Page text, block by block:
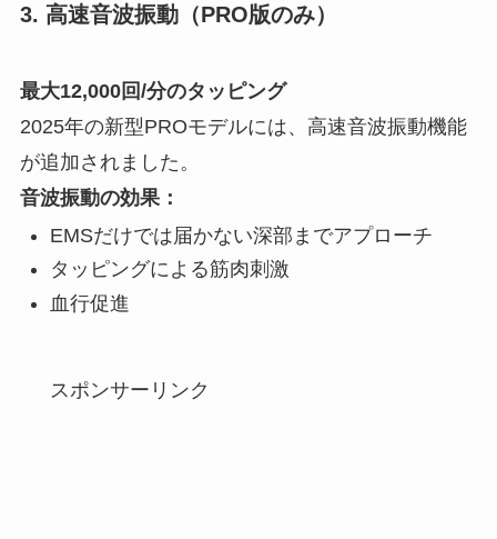
3. 高速音波振動（PRO版のみ）
最大12,000回/分のタッピング
2025年の新型PROモデルには、高速音波振動機能
が追加されました。
音波振動の効果：
EMSだけでは届かない深部までアプローチ
タッピングによる筋肉刺激
血行促進
スポンサーリンク